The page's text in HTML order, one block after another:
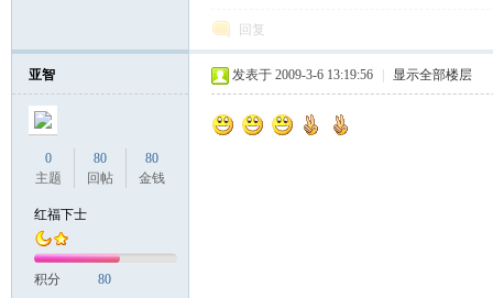
回复
亚智
0
主题
80
回帖
80
金钱
红福下士
积分 80
发表于 2009-3-6 13:19:56 显示全部楼层